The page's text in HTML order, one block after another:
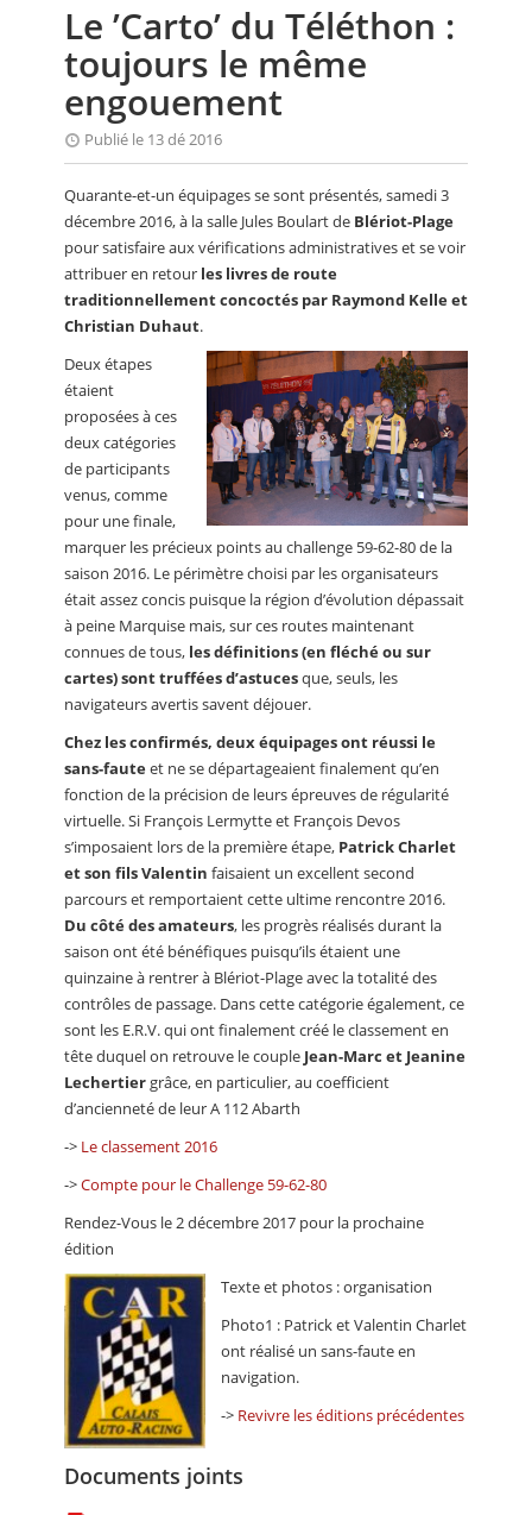
ANNUAIRES
PETITES ANNONCES
Le ’Carto’ du Téléthon :
toujours le même
engouement
Publié le 13 dé 2016
Quarante-et-un équipages se sont présentés, samedi 3
décembre 2016, à la salle Jules Boulart de Blériot-Plage
pour satisfaire aux vérifications administratives et se voir
attribuer en retour les livres de route
traditionnellement concoctés par Raymond Kelle et
Christian Duhaut.
Deux étapes
étaient
proposées à ces
deux catégories
de participants
venus, comme
pour une finale,
marquer les précieux points au challenge 59-62-80 de la
saison 2016. Le périmètre choisi par les organisateurs
était assez concis puisque la région d’évolution dépassait
à peine Marquise mais, sur ces routes maintenant
connues de tous, les définitions (en fléché ou sur
cartes) sont truffées d’astucesque, seuls, les
navigateurs avertis savent déjouer.
Chez les confirmés, deux équipages ont réussi le
sans-fauteet ne se départageaient finalement qu’en
fonction de la précision de leurs épreuves de régularité
virtuelle. Si François Lermytte et François Devos
s’imposaient lors de la première étape, Patrick Charlet
et son fils Valentin faisaient un excellent second
parcours et remportaient cette ultime rencontre 2016.
Du côté des amateurs, les progrès réalisés durant la
saison ont été bénéfiques puisqu’ils étaient une
quinzaine à rentrer à Blériot-Plage avec la totalité des
contrôles de passage. Dans cette catégorie également, ce
sont les E.R.V. qui ont finalement créé le classement en
tête duquel on retrouve le couple Jean-Marc et Jeanine
Lechertiergrâce, en particulier, au coefficient
d’ancienneté de leur A 112 Abarth
-> Le classement 2016
->Compte pour le Challenge 59-62-80
Rendez-Vous le 2 décembre 2017 pour la prochaine
édition
Texte et photos : organisation
Photo1 : Patrick et Valentin Charlet
ont réalisé un sans-faute en
navigation.
-> Revivre les éditions précédentes
Documents joints